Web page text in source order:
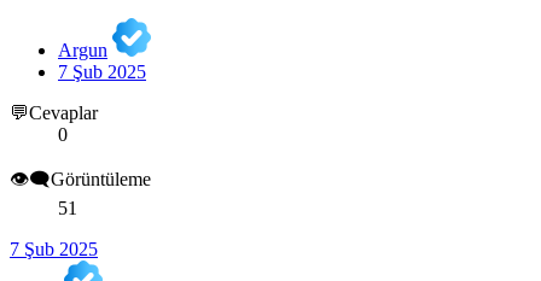
Argun
7 Şub 2025
💬Cevaplar
0
👁️‍🗨️Görüntüleme
51
7 Şub 2025